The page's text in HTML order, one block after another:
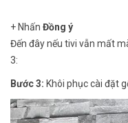
+ Nhấn Đồng ý
Đến đây nếu tivi vẫn mất
3:
Bước 3: Khôi phục cài đặt